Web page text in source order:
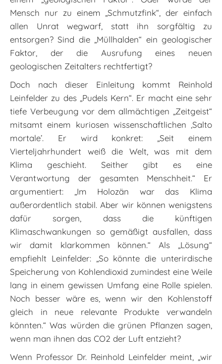
Mensch nur zu einem „Schmutzfink“, der einfach
allen Unrat wegwarf, statt ihn sorgfältig zu
entsorgen? Sind die „Müllhalden“ ein geologischer
Faktor, der die Ausrufung eines neuen
geologischen Zeitalters rechtfertigt?
Doch nach dieser Einleitung kommt Reinhold
Leinfelder zu des „Pudels Kern“. Er macht eine sehr
tiefe Verbeugung vor dem allmächtigen „Zeitgeist“
mitsamt einem kuriosen wissenschaftlichen ‚Salto
mortale’. Er wird konkret: „Seit einem
Vierteljahrhundert weiß die Welt, was mit dem
Klima geschieht. Seither gibt es eine
Verantwortung der gesamten Menschheit.“ Er
argumentiert: „Im Holozän war das Klima
außerordentlich stabil. Aber wir können wenigstens
dafür sorgen, dass die künftigen
Klimaschwankungen so gemäßigt ausfallen, dass
wir damit klarkommen können.“ Als „Lösung“
empfiehlt Leinfelder: „So könnte die unterirdische
Speicherung von Kohlendioxid zumindest eine Weile
lang in einem gewissen Umfang eine Rolle spielen.
Noch besser wäre es, wenn wir den Kohlenstoff
gleich in neue relevante Produkte verwandeln
könnten.“ Was würden die grünen Pflanzen sagen,
wenn man ihnen das CO2 der Luft entzieht?
Wenn Professor Dr. Reinhold Leinfelder meint, „wir